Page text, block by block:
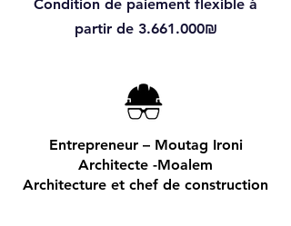
Condition de paiement flexible à
partir de 3.661.000₪
Entrepreneur – Moutag Ironi
Architecte -Moalem
Architecture et chef de construction